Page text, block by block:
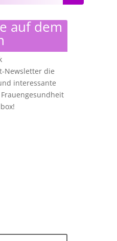
auf dem
Newsletter die
interessante